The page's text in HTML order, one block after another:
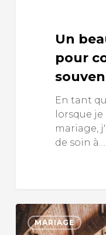
Un
pour
En tant
lorsque
mariage,
de soin à…
MARIAGE